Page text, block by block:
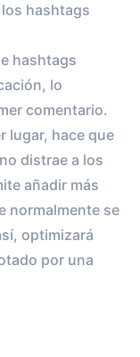
hashtags
hashtags
lo
comentario.
lugar, hace que
distrae a los
añadir más
normalmente se
optimizará
por una